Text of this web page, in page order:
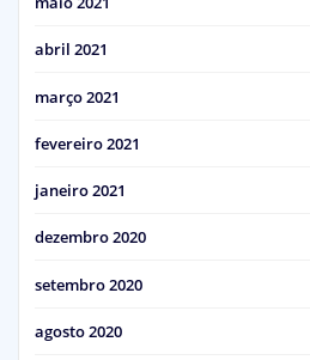
abril 2021
março 2021
fevereiro 2021
janeiro 2021
dezembro 2020
setembro 2020
agosto 2020